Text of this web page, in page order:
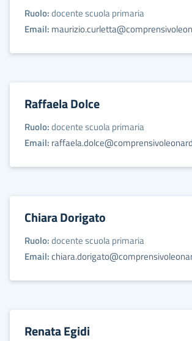
Ruolo:docente scuola primaria
Email:
Raffaela Dolce
Ruolo:docente scuola primaria
Email:
Chiara Dorigato
Ruolo:docente scuola primaria
Email:
Renata Egidi